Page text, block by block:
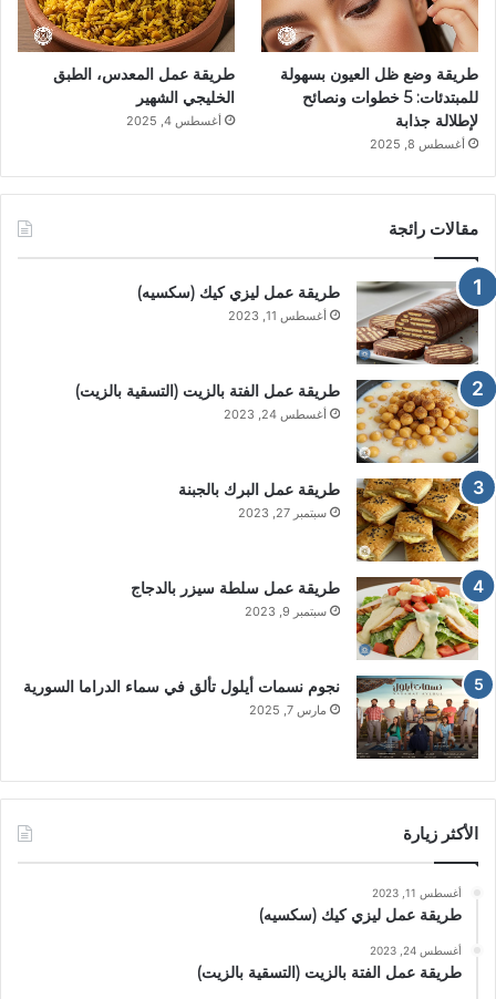
طريقة وضع ظل العيون بسهولة
للمبتدئات: 5 خطوات ونصائح
لإطلالة جذابة
أغسطس 8, 2025
طريقة عمل المعدس، الطبق
الخليجي الشهير
أغسطس 4, 2025
مقالات رائجة
طريقة عمل ليزي كيك (سكسيه)
أغسطس 11, 2023
طريقة عمل الفتة بالزيت (التسقية بالزيت)
أغسطس 24, 2023
طريقة عمل البرك بالجبنة
سبتمبر 27, 2023
طريقة عمل سلطة سيزر بالدجاج
سبتمبر 9, 2023
نجوم نسمات أيلول تألق في سماء الدراما السورية
مارس 7, 2025
الأكثر زيارة
أغسطس 11, 2023
طريقة عمل ليزي كيك (سكسيه)
أغسطس 24, 2023
طريقة عمل الفتة بالزيت (التسقية بالزيت)